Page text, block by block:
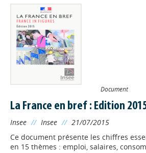
Document
La France en bref : Edition
Insee // Insee // 21/07/2015
Ce document présente les chiffres
en 15 thèmes : emploi, salaires,